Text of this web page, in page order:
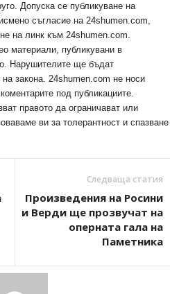
Допуска се публикуване на
съгласие на 24shumen.com,
на линк към 24shumen.com.
материали, публикувани в
Нарушителите ще бъдат
на закона. 24shumen.com не носи
под публикациите.
правото да ограничават или
ви за толерантност и спазване
Следваща статия
Произведения на Росини
и Верди ще прозвучат на
оперната гала на
Паметника